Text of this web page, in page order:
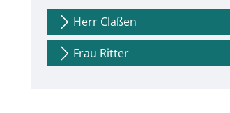
Herr Claßen
Frau Ritter